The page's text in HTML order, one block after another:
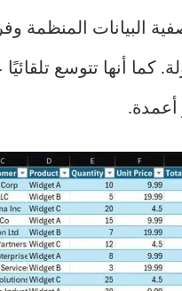
البيانات المنظمة
كما أنها تتوسع